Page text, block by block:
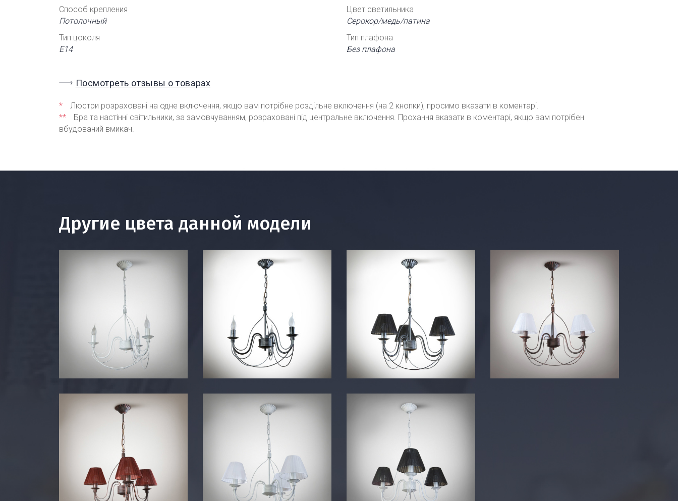
Способ крепления
Потолочный
Тип цоколя
Е14
Цвет светильника
Серокор/медь/патина
Тип плафона
Без плафона
Посмотреть отзывы о товарах
*
Люстри розраховані на одне включення, якщо вам потрібне роздільне включення (на 2 кнопки), просимо вказати в коментарі.
**
Бра та настінні світильники, за замовчуванням, розраховані під центральне включення. Прохання вказати в коментарі, якщо вам потрібен
вбудований вмикач.
Другие цвета данной модели